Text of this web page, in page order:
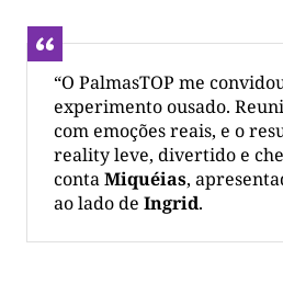
“O PalmasTOP me
experimento ousado.
com emoções reais, e o
reality leve, divertido e
contaMiquéias,
ao lado de Ingrid.